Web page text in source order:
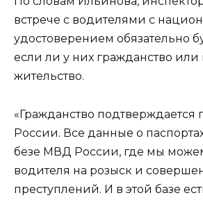
встрече с водителями с
удостоверением обязательно
если ли у них гражданство или
жительство.
«Гражданство подтверждается
России. Все данные о
безе МВД России, где мы
водителя на розыск и
преступлений. И в этой базе